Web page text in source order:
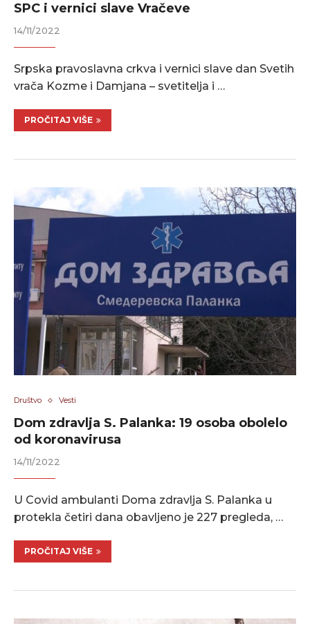
SPC i vernici slave Vračeve
14/11/2022
Srpska pravoslavna crkva i vernici slave dan Svetih
vrača Kozme i Damjana – svetitelja i …
PROČITAJ VIŠE
Društvo Vesti
Dom zdravlja S. Palanka: 19 osoba obolelo
od koronavirusa
14/11/2022
U Covid ambulanti Doma zdravlja S. Palanka u
protekla četiri dana obavljeno je 227 pregleda, …
PROČITAJ VIŠE